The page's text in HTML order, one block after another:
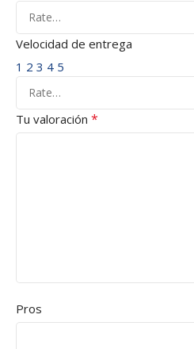
Velocidad de entrega
1 2 3 4 5
Tu valoración *
Pros